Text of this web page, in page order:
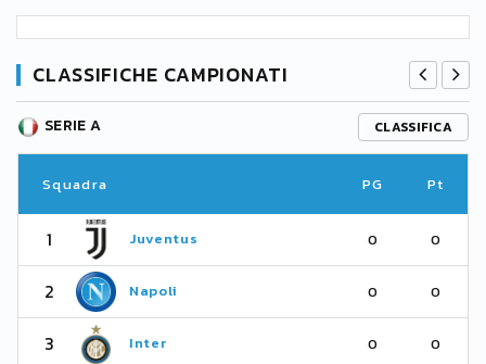
CLASSIFICHE CAMPIONATI
SERIE A CLASSIFICA
Squadra PG Pt
1 Juventus 0 0
2 Napoli 0 0
3 Inter 0 0